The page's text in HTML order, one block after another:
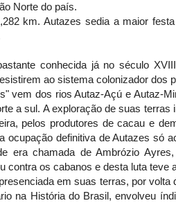
Norte do país.
km. Autazes sedia a maior
conhecida já no século
ao sistema colonizador dos
vem dos rios Autaz-Açú e Autaz-
a sul. A exploração de suas terras
pelos produtores de cacau e
ocupação definitiva de Autazes só
era chamada de Ambrózio
contra os cabanos e desta luta teve
em suas terras, por volta
na História do Brasil, envolveu